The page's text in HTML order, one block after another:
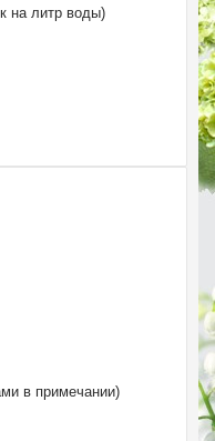
на литр воды)
в примечании)